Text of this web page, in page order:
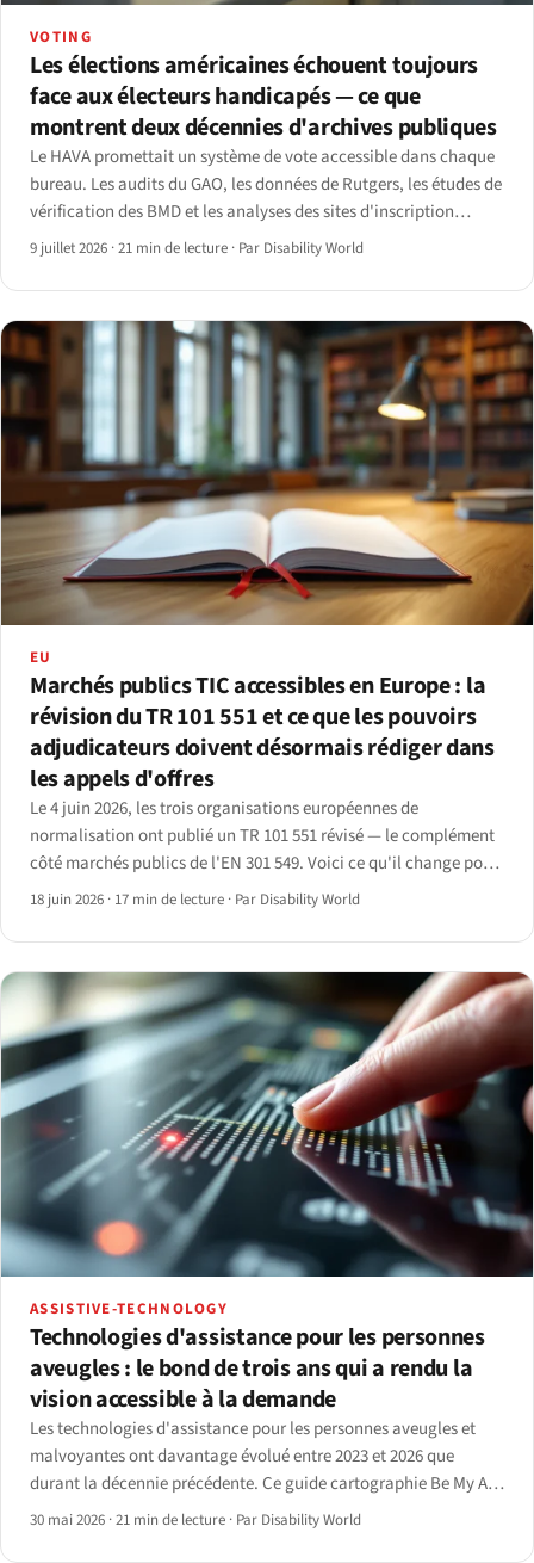
VOTING
Les élections américaines échouent toujours
face aux électeurs handicapés — ce que
montrent deux décennies d'archives publiques
Le HAVA promettait un système de vote accessible dans chaque
bureau. Les audits du GAO, les données de Rutgers, les études de
vérification des BMD et les analyses des sites d'inscription
montrent l'écart qui subsiste — et les échéances web du Titre II
9 juillet 2026 ·21 min de lecture · Par Disability World
EU
Marchés publics TIC accessibles en Europe : la
révision du TR 101 551 et ce que les pouvoirs
adjudicateurs doivent désormais rédiger dans
les appels d'offres
Le 4 juin 2026, les trois organisations européennes de
normalisation ont publié un TR 101 551 révisé — le complément
côté marchés publics de l'EN 301 549. Voici ce qu'il change pour
les pouvoirs adjudicateurs et les fournisseurs qui répondent à
18 juin 2026 · 17 min de lecture · Par Disability World
ASSISTIVE-TECHNOLOGY
Technologies d'assistance pour les personnes
aveugles : le bond de trois ans qui a rendu la
vision accessible à la demande
Les technologies d'assistance pour les personnes aveugles et
malvoyantes ont davantage évolué entre 2023 et 2026 que
durant la décennie précédente. Ce guide cartographie Be My AI,
Ray-Ban Meta, les cannes connectées, le Monarch et les lecteurs
30 mai 2026 ·21 min de lecture · Par Disability World